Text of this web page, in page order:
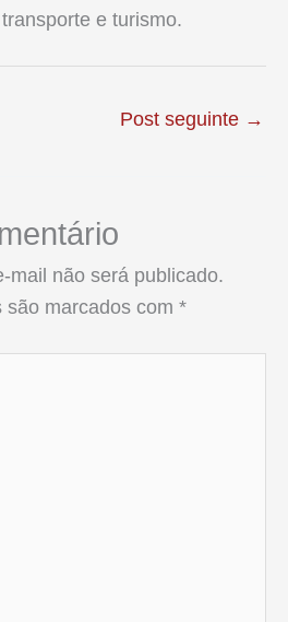
e turismo.
Post seguinte →
mail não será publicado.
são marcados com *